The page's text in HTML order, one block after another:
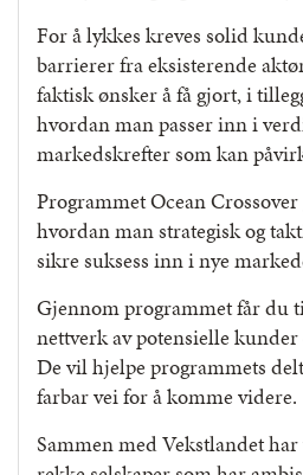
For å lykkes kreves solid
barrierer fra eksisterende
faktisk ønsker å få gjort, i
hvordan man passer inn i
markedskrefter som kan
Programmet Ocean
hvordan man strategisk og
sikre suksess inn i nye
Gjennom programmet får du
nettverk av potensielle
De vil hjelpe programmets
farbar vei for å komme videre.
Sammen med Vekstlandet